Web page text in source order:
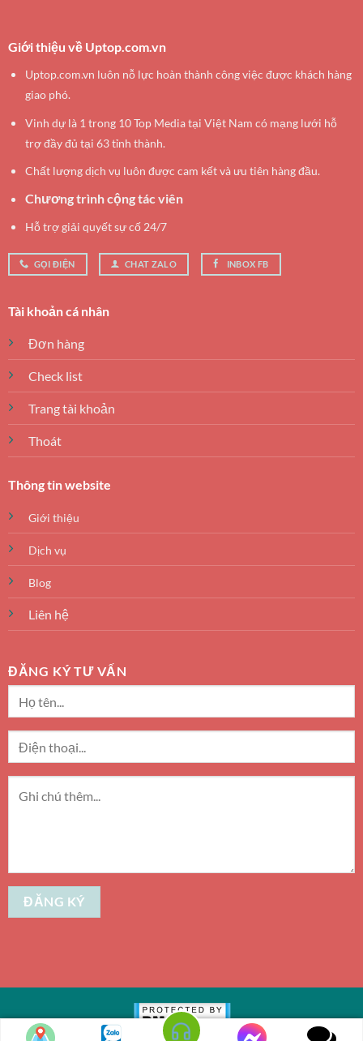
Giới thiệu về Uptop.com.vn
Uptop.com.vn luôn nỗ lực hoàn thành công việc được khách hàng
giao phó.
Vinh dự là 1 trong 10 Top Media tại Việt Nam có mạng lưới hỗ
trợ đầy đủ tại 63 tỉnh thành.
Chất lượng dịch vụ luôn được cam kết và ưu tiên hàng đầu.
Chương trình cộng tác viên
Hỗ trợ giải quyết sự cố 24/7
GỌI ĐIỆN CHAT ZALO INBOX FB
Tài khoản cá nhân
Đơn hàng
Check list
Trang tài khoản
Thoát
Thông tin website
Giới thiệu
Dịch vụ
Blog
Liên hệ
ĐĂNG KÝ TƯ VẤN